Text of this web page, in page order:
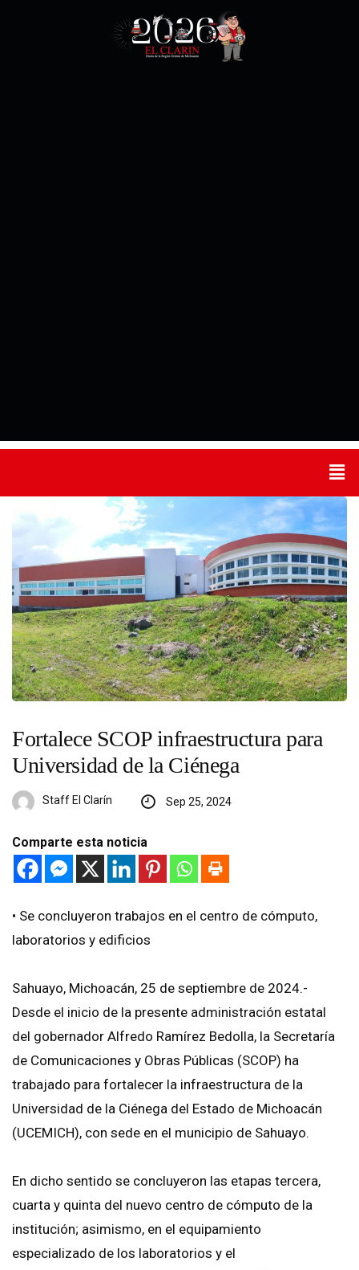
Fortalece SCOP infraestructura para
Universidad de la Ciénega
Staff El Clarín Sep 25, 2024
Comparte esta noticia
•⁠ ⁠Se concluyeron trabajos en el centro de cómputo,
laboratorios y edificios
Sahuayo, Michoacán, 25 de septiembre de 2024.-
Desde el inicio de la presente administración estatal
del gobernador Alfredo Ramírez Bedolla, la Secretaría
de Comunicaciones y Obras Públicas (SCOP) ha
trabajado para fortalecer la infraestructura de la
Universidad de la Ciénega del Estado de Michoacán
(UCEMICH), con sede en el municipio de Sahuayo.
En dicho sentido se concluyeron las etapas tercera,
cuarta y quinta del nuevo centro de cómputo de la
institución; asimismo, en el equipamiento
especializado de los laboratorios y el